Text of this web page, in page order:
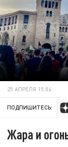
25 АПРЕЛЯ 15:04
ПОДПИШИТЕСЬ:
Жара и